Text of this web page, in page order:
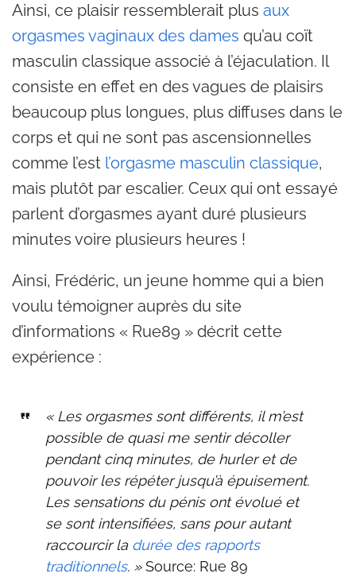
Ainsi, ce plaisir ressemblerait plus aux
orgasmes vaginaux des dames qu’au coït
masculin classique associé à l’éjaculation. Il
consiste en effet en des vagues de plaisirs
beaucoup plus longues, plus diffuses dans le
corps et qui ne sont pas ascensionnelles
comme l’est l’orgasme masculin classique,
mais plutôt par escalier. Ceux qui ont essayé
parlent d’orgasmes ayant duré plusieurs
minutes voire plusieurs heures !
Ainsi, Frédéric, un jeune homme qui a bien
voulu témoigner auprès du site
d’informations « Rue89 » décrit cette
expérience :
« Les orgasmes sont différents, il m’est
possible de quasi me sentir décoller
pendant cinq minutes, de hurler et de
pouvoir les répéter jusqu’à épuisement.
Les sensations du pénis ont évolué et
se sont intensifiées, sans pour autant
raccourcir la durée des rapports
traditionnels. »Source: Rue 89